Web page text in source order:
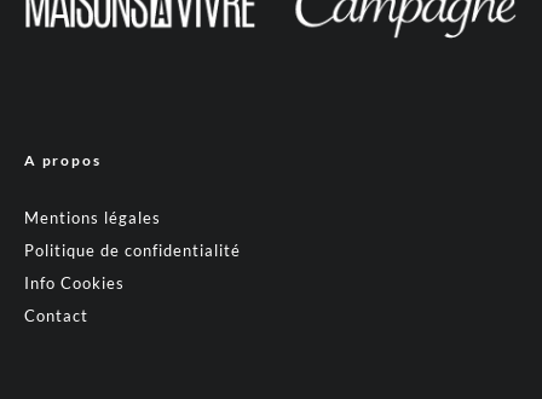
A propos
Mentions légales
Politique de confidentialité
Info Cookies
Contact